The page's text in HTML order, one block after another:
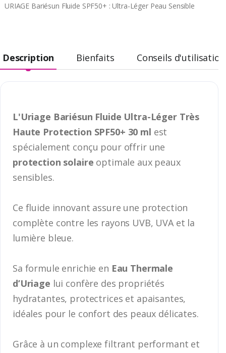
URIAGE Bariésun Fluide SPF50+ : Ultra-Léger Peau Sensible
Description Bienfaits Conseils d'utilisation
L'Uriage Bariésun Fluide Ultra-Léger Très
Haute Protection SPF50+ 30 ml est
spécialement conçu pour offrir une
protection solaire optimale aux peaux
sensibles.
Ce fluide innovant assure une protection
complète contre les rayons UVB, UVA et la
lumière bleue.
Sa formule enrichie en Eau Thermale
d’Uriage lui confère des propriétés
hydratantes, protectrices et apaisantes,
idéales pour le confort des peaux délicates.
Grâce à un complexe filtrant performant et